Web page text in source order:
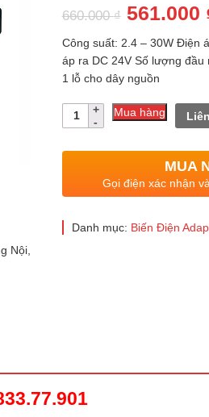
Nội,
660.000₫ Giá
gốc
là:
660.000 ₫.
561.000
Công suất: 2.4 – 30W Điện
áp ra DC 24V Số lượng đầu
1 lỗ cho dây nguồn
Số
lượng
Mua hàng
MUA
Gọi điện xác nhận
Danh mục: Biến Điện